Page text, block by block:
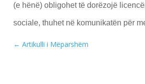
(e hënë) obligohet të dorëzojë
sociale, thuhet në komunikatën për
← Artikulli i Mëparshëm